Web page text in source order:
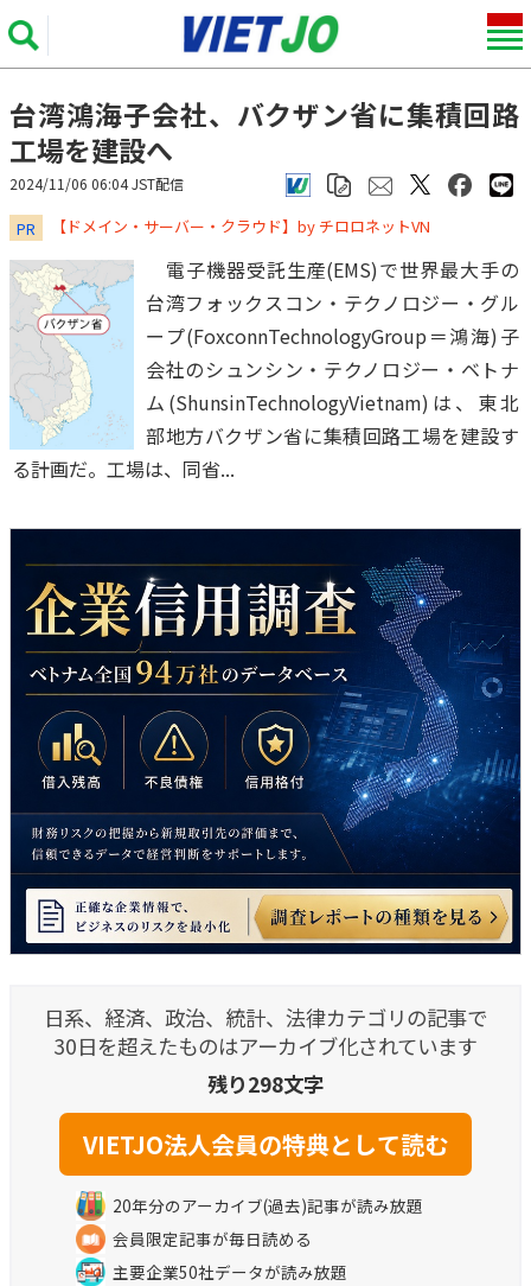
台湾鴻海子会社、バクザン省に集積回路
工場を建設へ
2024/11/06 06:04 JST配信
PR ​​​​​​​【ドメイン・サーバー・クラウド】by チロロネットVN
電子機器受託生産(EMS)で世界最大手の
台湾フォックスコン・テクノロジー・グル
ープ(FoxconnTechnologyGroup＝鴻海)子
会社のシュンシン・テクノロジー・ベトナ
ム(ShunsinTechnologyVietnam)は、東北
部地方バクザン省に集積回路工場を建設す
る計画だ。工場は、同省...
日系、経済、政治、統計、法律カテゴリの記事で
30日を超えたものはアーカイブ化されています
残り298文字
20年分のアーカイブ(過去)記事が読み放題
会員限定記事が毎日読める
主要企業50社データが読み放題